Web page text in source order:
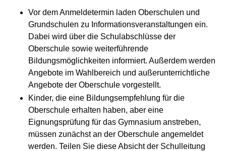
Vor dem Anmeldetermin laden Oberschulen und
Grundschulen zu Informationsveranstaltungen ein.
Dabei wird über die Schulabschlüsse der
Oberschule sowie weiterführende
Bildungsmöglichkeiten informiert. Außerdem werden
Angebote im Wahlbereich und außerunterrichtliche
Angebote der Oberschule vorgestellt.
Kinder, die eine Bildungsempfehlung für die
Oberschule erhalten haben, aber eine
Eignungsprüfung für das Gymnasium anstreben,
müssen zunächst an der Oberschule angemeldet
werden. Teilen Sie diese Absicht der Schulleitung